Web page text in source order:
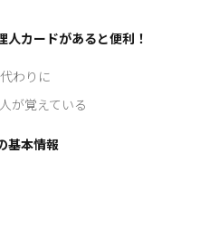
人カードがあると便利！
わりに
が覚えている
基本情報